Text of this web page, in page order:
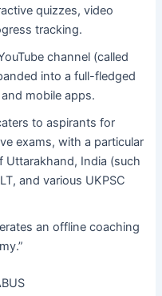
quizzes, video
tracking.
channel (called
into a full-fledged
mobile apps.
to aspirants for
exams, with a particular
Uttarakhand, India (such
and various UKPSC
an offline coaching